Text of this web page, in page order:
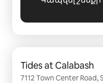
Tides at Calabash
7112 Town Center Road,